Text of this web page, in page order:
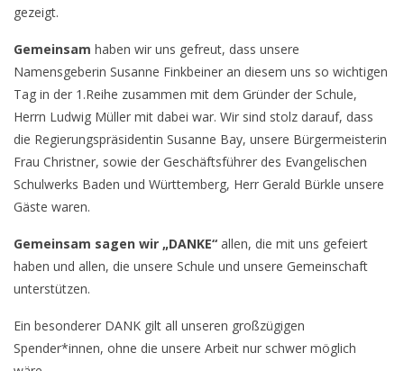
gezeigt.
Gemeinsam haben wir uns gefreut, dass unsere
Namensgeberin Susanne Finkbeiner an diesem uns so wichtigen
Tag in der 1.Reihe zusammen mit dem Gründer der Schule,
Herrn Ludwig Müller mit dabei war. Wir sind stolz darauf, dass
die Regierungspräsidentin Susanne Bay, unsere Bürgermeisterin
Frau Christner, sowie der Geschäftsführer des Evangelischen
Schulwerks Baden und Württemberg, Herr Gerald Bürkle unsere
Gäste waren.
Gemeinsam sagen wir „DANKE“ allen, die mit uns gefeiert
haben und allen, die unsere Schule und unsere Gemeinschaft
unterstützen.
Ein besonderer DANK gilt all unseren großzügigen
Spender*innen, ohne die unsere Arbeit nur schwer möglich